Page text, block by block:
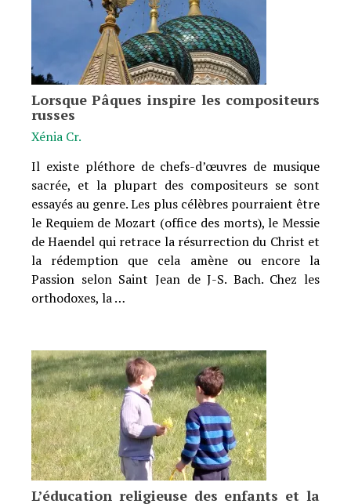
Lorsque Pâques inspire les compositeurs
russes
Xénia Cr.
Il existe pléthore de chefs-d’œuvres de musique
sacrée, et la plupart des compositeurs se sont
essayés au genre. Les plus célèbres pourraient être
le Requiem de Mozart (office des morts), le Messie
de Haendel qui retrace la résurrection du Christ et
la rédemption que cela amène ou encore la
Passion selon Saint Jean de J-S. Bach. Chez les
orthodoxes, la …
L’éducation religieuse des enfants et la